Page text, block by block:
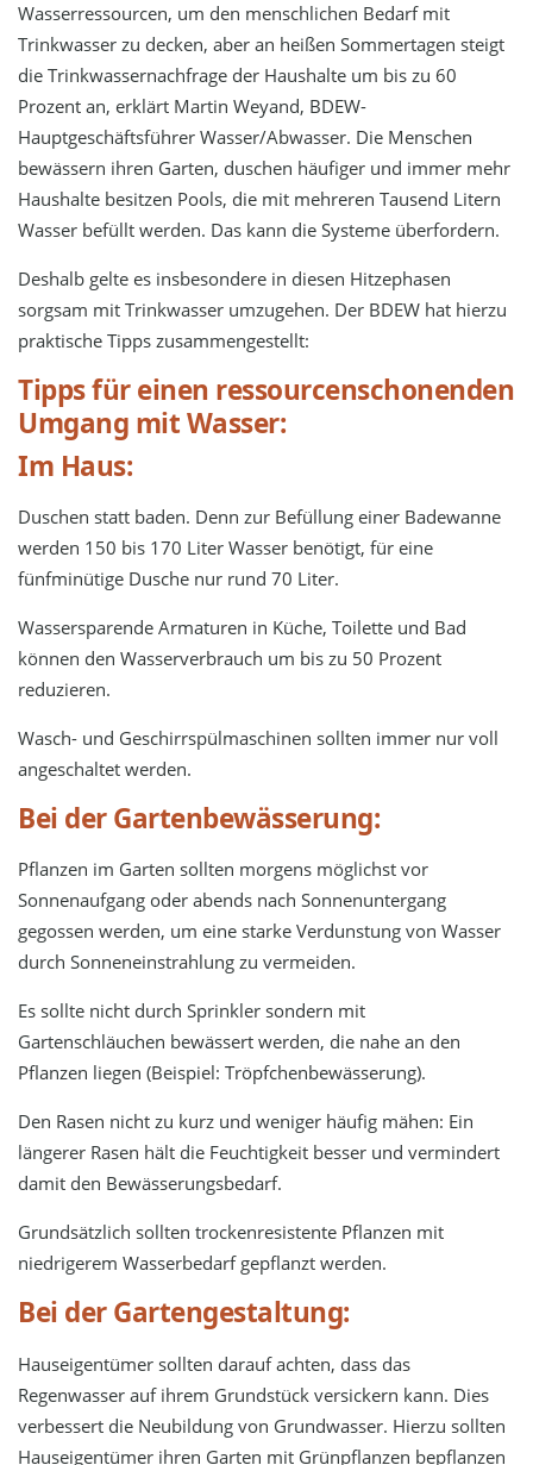
Wasserressourcen, um den menschlichen Bedarf mit
Trinkwasser zu decken, aber an heißen Sommertagen steigt
die Trinkwassernachfrage der Haushalte um bis zu 60
Prozent an, erklärt Martin Weyand, BDEW-
Hauptgeschäftsführer Wasser/Abwasser. Die Menschen
bewässern ihren Garten, duschen häufiger und immer mehr
Haushalte besitzen Pools, die mit mehreren Tausend Litern
Wasser befüllt werden. Das kann die Systeme überfordern.
Deshalb gelte es insbesondere in diesen Hitzephasen
sorgsam mit Trinkwasser umzugehen. Der BDEW hat hierzu
praktische Tipps zusammengestellt:
Tipps für einen ressourcenschonenden
Umgang mit Wasser:
Im Haus:
Duschen statt baden. Denn zur Befüllung einer Badewanne
werden 150 bis 170 Liter Wasser benötigt, für eine
fünfminütige Dusche nur rund 70 Liter.
Wassersparende Armaturen in Küche, Toilette und Bad
können den Wasserverbrauch um bis zu 50 Prozent
reduzieren.
Wasch- und Geschirrspülmaschinen sollten immer nur voll
angeschaltet werden.
Bei der Gartenbewässerung:
Pflanzen im Garten sollten morgens möglichst vor
Sonnenaufgang oder abends nach Sonnenuntergang
gegossen werden, um eine starke Verdunstung von Wasser
durch Sonneneinstrahlung zu vermeiden.
Es sollte nicht durch Sprinkler sondern mit
Gartenschläuchen bewässert werden, die nahe an den
Pflanzen liegen (Beispiel: Tröpfchenbewässerung).
Den Rasen nicht zu kurz und weniger häufig mähen: Ein
längerer Rasen hält die Feuchtigkeit besser und vermindert
damit den Bewässerungsbedarf.
Grundsätzlich sollten trockenresistente Pflanzen mit
niedrigerem Wasserbedarf gepflanzt werden.
Bei der Gartengestaltung:
Hauseigentümer sollten darauf achten, dass das
Regenwasser auf ihrem Grundstück versickern kann. Dies
verbessert die Neubildung von Grundwasser. Hierzu sollten
Hauseigentümer ihren Garten mit Grünpflanzen bepflanzen